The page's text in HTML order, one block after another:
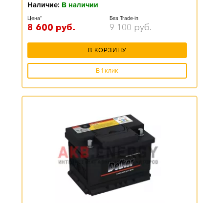
Наличие: В наличии
Цена*
8 600 руб.
Без Trade-in
9 100 руб.
В КОРЗИНУ
В 1 клик